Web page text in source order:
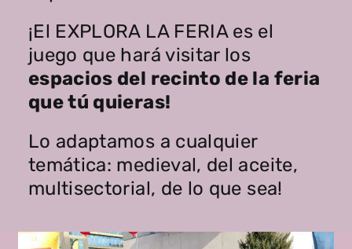
¡El EXPLORA LA FERIA es el
juego que hará visitar los
espacios del recinto de la feria
que tú quieras!
Lo adaptamos a cualquier
temática: medieval, del aceite,
multisectorial, de lo que sea!